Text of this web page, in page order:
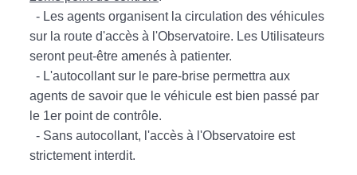
- Les agents organisent la circulation des véhicules
sur la route d'accès à l'Observatoire. Les Utilisateurs
seront peut-être amenés à patienter.
- L'autocollant sur le pare-brise permettra aux
agents de savoir que le véhicule est bien passé par
le 1er point de contrôle.
- Sans autocollant, l'accès à l'Observatoire est
strictement interdit.